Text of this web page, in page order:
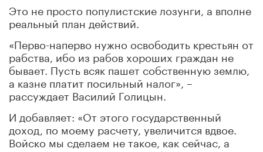
Это не просто популистские лозунги, а вполне
реальный план действий.
«Перво-наперво нужно освободить крестьян от
рабства, ибо из рабов хороших граждан не
бывает. Пусть всяк пашет собственную землю,
а казне платит посильный налог», –
рассуждает Василий Голицын.
И добавляет: «От этого государственный
доход, по моему расчету, увеличится вдвое.
Войско мы сделаем не такое, как сейчас, а